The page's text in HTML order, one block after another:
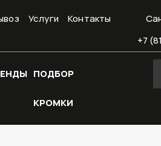
Услуги Контакты
+7
ПОДБОР
КРОМКИ